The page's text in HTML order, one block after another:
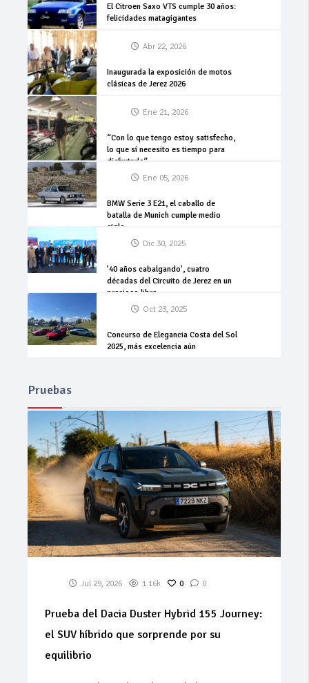
El Citroen Saxo VTS cumple 30 años:
felicidades matagigantes
Abr 22, 2026
Inaugurada la exposición de motos
clásicas de Jerez 2026
Ene 21, 2026
“Con lo que tengo estoy satisfecho,
lo que sí necesito es tiempo para
disfrutarlo”
Ene 05, 2026
BMW Serie 3 E21, el caballo de
batalla de Munich cumple medio
siglo
Dic 30, 2025
’40 años cabalgando’, cuatro
décadas del Circuito de Jerez en un
precioso libro
Oct 23, 2025
Concurso de Elegancia Costa del Sol
2025, más excelencia aún
Pruebas
Jul 29, 2026 1.16k 0 0
Prueba del Dacia Duster Hybrid 155 Journey:
el SUV híbrido que sorprende por su
equilibrio